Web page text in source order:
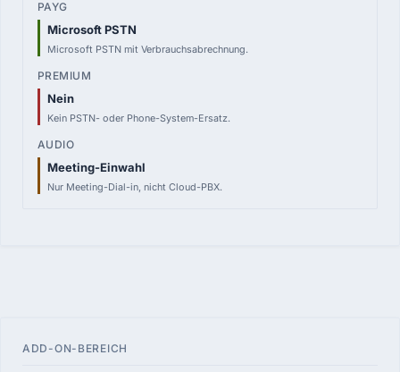
Microsoft PSTN
Microsoft PSTN mit Verbrauchsabrechnung.
Nein
Kein PSTN- oder Phone-System-Ersatz.
Meeting-Einwahl
Nur Meeting-Dial-in, nicht Cloud-PBX.
ADD-ON-BEREICH